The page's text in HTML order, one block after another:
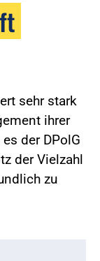
sehr stark
ihrer
der DPolG
der Vielzahl
zu